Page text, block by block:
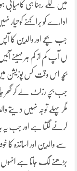
میں لگے رہنا ہی
ادارے کو برا کہنے کو
جب بچے اور والدین کا آپس
ں آپ کم از کم ہر مہینے
بچہ اس وقت کس پوزیشن
جب بچہ رزلٹ لے کر گھر
مگر پہلے توجہ نہیں دیتے
کرنے لگتا ہے اور جب
سے والدین اور اساتذہ
بڑھنے لگ جاتا ہے